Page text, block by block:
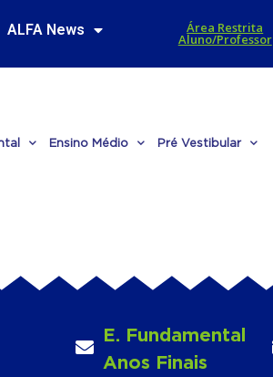
ALFA News Área Restrita
Aluno/Professor
Ensino Médio Pré Vestibular
E. Fundamental
Anos Finais